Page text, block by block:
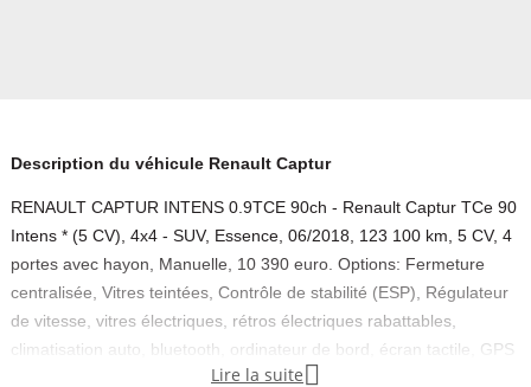
Description du véhicule Renault Captur
RENAULT CAPTUR INTENS 0.9TCE 90ch - Renault Captur TCe 90
Intens * (5 CV), 4x4 - SUV, Essence, 06/2018, 123 100 km, 5 CV, 4
portes avec hayon, Manuelle, 10 390 euro. Options: Fermeture
centralisée, Vitres teintées, Contrôle de stabilité (ESP), Régulateur
de vitesse, vitres électriques, rétros électriques rabattables,
climatisation auto, bluetooth, ordinateur de bord, écran tactile, GPS
couleur, radars arrière, caméra de recul, feux led, roue de secours
Lire la suite 